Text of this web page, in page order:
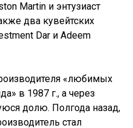
Martin и энтузиаст
два кувейтских
Dar и Adeem
«любимых
в 1987 г., а через
долю. Полгода назад,
стал